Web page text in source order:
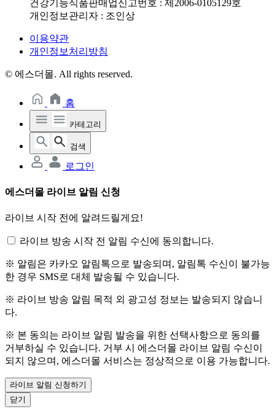
건강기능식품판매업신고번호 : 제2006-0105129호
개인정보관리자 : 조인상
이용약관
개인정보처리방침
© 에스더몰. All rights reserved.
홈
카테고리
검색
로그인
에스더몰 라이브 알림 신청
라이브 시작 전에 알려드릴게요!
라이브 방송 시작 전 알림 수신에 동의합니다.
※ 알림은 카카오 알림톡으로 발송되며, 알림톡 수신이 불가능
한 경우 SMS로 대체 발송될 수 있습니다.
※ 라이브 방송 알림 목적 외 광고성 정보는 발송되지 않습니
다.
※ 본 동의는 라이브 알림 발송을 위한 선택사항으로 동의를
거부하실 수 있습니다. 거부 시 에스더몰 라이브 알림 수신이
되지 않으며, 에스더몰 서비스는 정상적으로 이용 가능합니다.
라이브 알림 신청하기
닫기